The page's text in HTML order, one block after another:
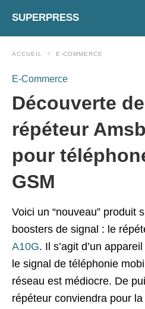
SUPERPRESS
ACCUEIL E-COMMERCE
E-Commerce
Découverte
répéteur
pour
GSM
Voici un “nouveau” produit
boosters de signal : le
A10G. Il s’agit d’un
le signal de téléphonie
réseau est médiocre. De
répéteur conviendra pour